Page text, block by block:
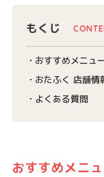
もくじ
おすすめメニュ
おたふく 店舗情
よくある質問
おすすめメニ